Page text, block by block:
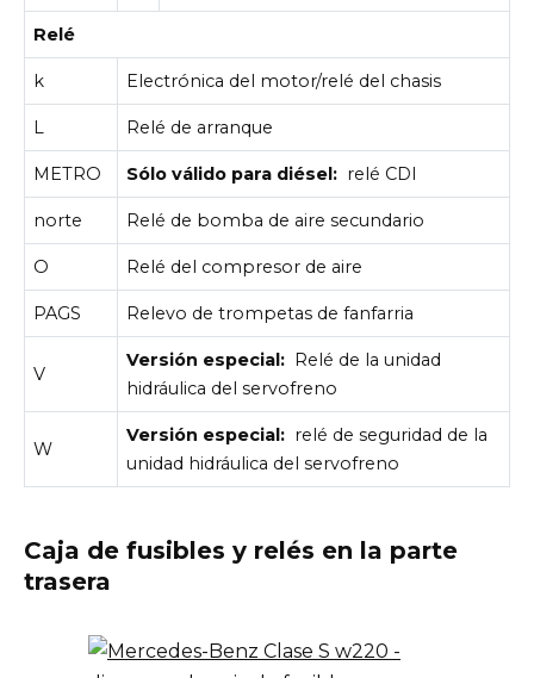
Relé
k Electrónica del motor/relé del chasis
L Relé de arranque
METRO Sólo válido para diésel: relé CDI
norte Relé de bomba de aire secundario
O Relé del compresor de aire
PAGS Relevo de trompetas de fanfarria
V
Versión especial: Relé de la unidad
hidráulica del servofreno
W
Versión especial: relé de seguridad de la
unidad hidráulica del servofreno
Caja de fusibles y relés en la parte
trasera